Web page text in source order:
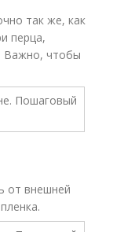
так же, как
перца,
Важно, чтобы
от внешней